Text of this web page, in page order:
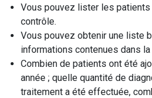
Vous pouvez lister les
contrôle.
Vous pouvez obtenir une liste
informations contenues dans
Combien de patients ont été
année ; quelle quantité de
traitement a été effectuée,